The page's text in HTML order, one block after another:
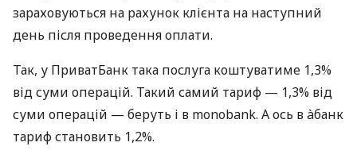
зараховуються на рахунок клієнта на наступний
день після проведення оплати.
Так, у ПриватБанк така послуга коштуватиме 1,3%
від суми операцій. Такий самий тариф — 1,3% від
суми операцій — беруть і в monobank. А ось в àбанк
тариф становить 1,2%.